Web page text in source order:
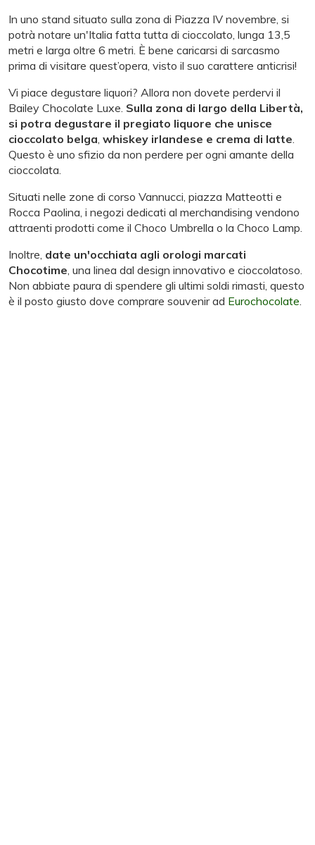
In uno stand situato sulla zona di Piazza IV novembre, si
potrà notare un'Italia fatta tutta di cioccolato, lunga 13,5
metri e larga oltre 6 metri. È bene caricarsi di sarcasmo
prima di visitare quest’opera, visto il suo carattere anticrisi!
Vi piace degustare liquori? Allora non dovete perdervi il
Bailey Chocolate Luxe. Sulla zona di largo della Libertà,
si potra degustare il pregiato liquore che unisce
cioccolato belga whiskey irlandese e crema di latte
Questo è uno sfizio da non perdere per ogni amante della
cioccolata.
Situati nelle zone di corso Vannucci, piazza Matteotti e
Rocca Paolina, i negozi dedicati al merchandising vendono
attraenti prodotti come il Choco Umbrella o la Choco Lamp.
Inoltre, date un'occhiata agli orologi marcati
Chocotime , una linea dal design innovativo e cioccolatoso.
Non abbiate paura di spendere gli ultimi soldi rimasti, questo
è il posto giusto dove comprare souvenir ad Eurochocolate